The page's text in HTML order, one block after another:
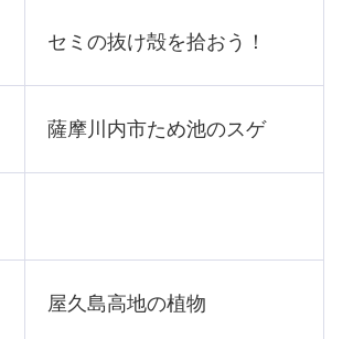
セミの抜け殻を拾おう！
薩摩川内市ため池のスゲ
屋久島高地の植物